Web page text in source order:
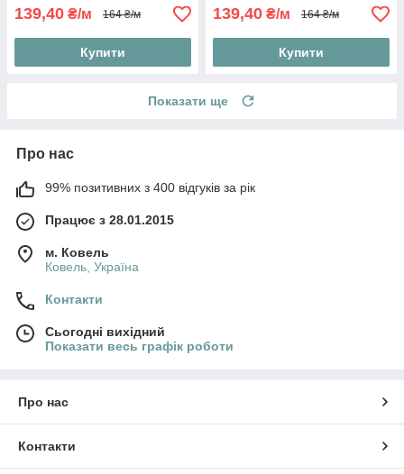
139,40 ₴/м 164 ₴/м
Купити
139,40 ₴/м 164 ₴/м
Купити
Показати ще
Про нас
99% позитивних з 400 відгуків за рік
Працює з 28.01.2015
м. Ковель
Ковель, Україна
Контакти
Сьогодні вихідний
Показати весь графік роботи
Про нас
Контакти